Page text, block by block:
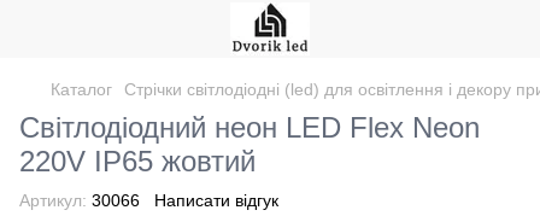
Каталог Стрічки світлодіодні (led) для освітлення і декору
Світлодіодний неон LED Flex Neon
220V IP65 жовтий
Артикул: 30066 Написати відгук